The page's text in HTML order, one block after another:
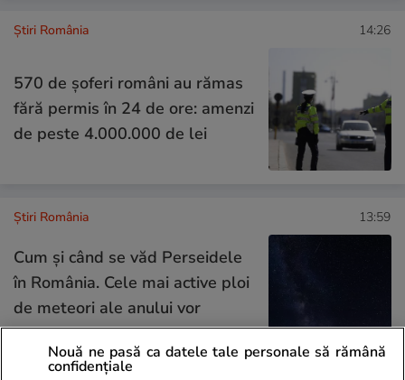
Știri România 14:26
570 de șoferi români au rămas
fără permis în 24 de ore: amenzi
de peste 4.000.000 de lei
Știri România 13:59
Cum și când se văd Perseidele
în România. Cele mai active ploi
de meteori ale anului vor
lumina cerul
Nouă ne pasă ca datele tale personale să rămână
confidențiale